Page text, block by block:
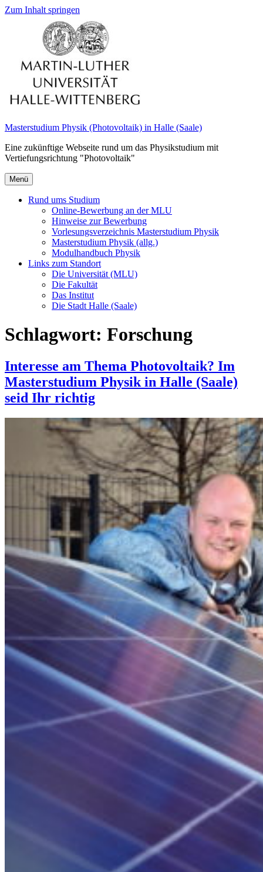
Zum Inhalt springen
Masterstudium Physik (Photovoltaik) in Halle (Saale)
Eine zukünftige Webseite rund um das Physikstudium mit
Vertiefungsrichtung "Photovoltaik"
Menü
Rund ums Studium
Online-Bewerbung an der MLU
Hinweise zur Bewerbung
Vorlesungsverzeichnis Masterstudium Physik
Masterstudium Physik (allg.)
Modulhandbuch Physik
Links zum Standort
Die Universität (MLU)
Die Fakultät
Das Institut
Die Stadt Halle (Saale)
Schlagwort: Forschung
Interesse am Thema Photovoltaik? Im
Masterstudium Physik in Halle (Saale)
seid Ihr richtig